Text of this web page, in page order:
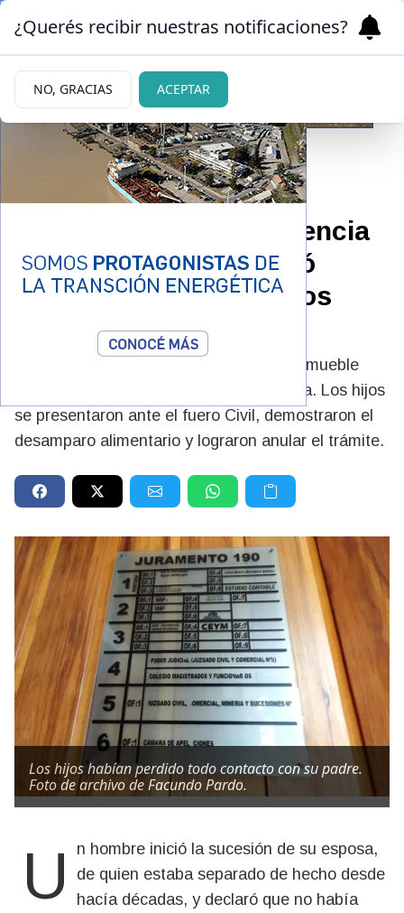
Excluyeron de una herencia
a un hombre que omitió
mencionar a sus propios
El hombre pretendía quedarse con un inmueble
tras asegurar que no tenía descendencia. Los hijos
se presentaron ante el fuero Civil, demostraron el
desamparo alimentario y lograron anular el trámite.
Los hijos habían perdido todo contacto con su padre.
Foto de archivo de Facundo Pardo.
Un hombre inició la sucesión de su esposa,
de quien estaba separado de hecho desde
hacía décadas, y declaró que no había
¿Querés recibir nuestras notificaciones?
NO, GRACIAS ACEPTAR